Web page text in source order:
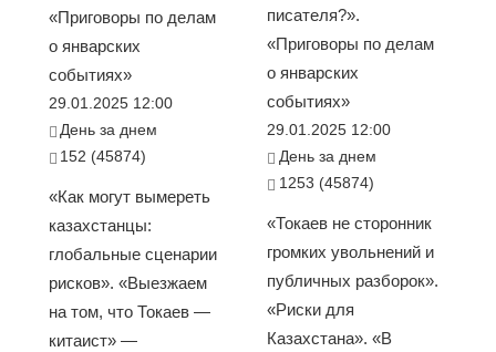
«Приговоры по делам
о январских
событиях»
29.01.2025 12:00
День за днем
152 (45874)
«Как могут вымереть
казахстанцы:
глобальные сценарии
рисков». «Выезжаем
на том, что Токаев —
китаист» —
писателя?».
«Приговоры по делам
о январских
событиях»
29.01.2025 12:00
День за днем
1253 (45874)
«Токаев не сторонник
громких увольнений и
публичных разборок».
«Риски для
Казахстана». «В